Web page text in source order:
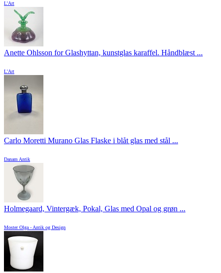
L'Art
Anette Ohlsson for Glashyttan, kunstglas karaffel. Håndblæst ...
L'Art
Carlo Moretti Murano Glas Flaske i blåt glas med stål ...
Danam Antik
Holmegaard, Vintergæk, Pokal, Glas med Opal og grøn ...
Moster Olga - Antik og Design